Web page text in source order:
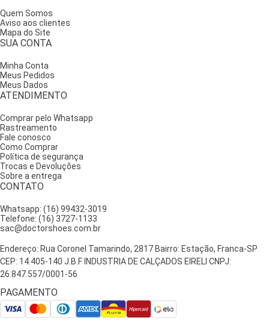
Quem Somos
Aviso aos clientes
Mapa do Site
SUA CONTA
Minha Conta
Meus Pedidos
Meus Dados
ATENDIMENTO
Comprar pelo Whatsapp
Rastreamento
Fale conosco
Como Comprar
Política de segurança
Trocas e Devoluções
Sobre a entrega
CONTATO
Whatsapp: (16) 99432-3019
Telefone: (16) 3727-1133
sac@doctorshoes.com.br
Endereço: Rua Coronel Tamarindo, 2817 Bairro: Estação, Franca-SP
CEP: 14.405-140 J.B.F INDUSTRIA DE CALÇADOS EIRELI CNPJ:
26.847.557/0001-56
PAGAMENTO